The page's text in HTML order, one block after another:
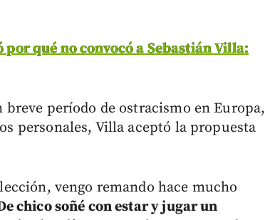
qué no convocó a Sebastián Villa:
período de ostracismo en Europa,
personales, Villa aceptó la propuesta
vengo remando hace mucho
chico soñé con estar y jugar un